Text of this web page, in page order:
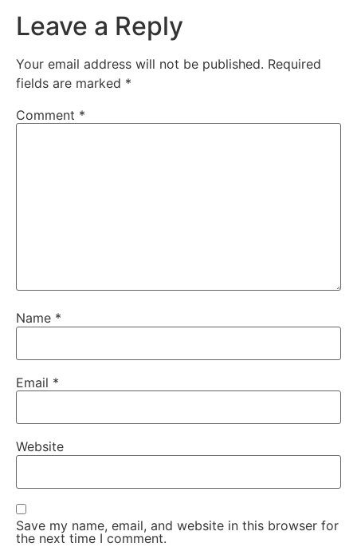
Leave a Reply
Your email address will not be published. Required
fields are marked *
Comment *
Name *
Email *
Website
Save my name, email, and website in this browser for
the next time I comment.